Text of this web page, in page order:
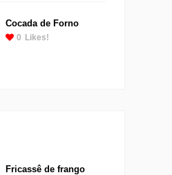
Cocada de Forno
0 Likes!
Fricassê de frango